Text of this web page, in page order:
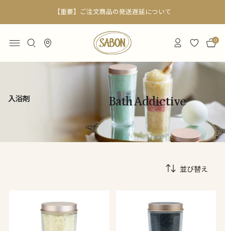
【重要】ご注文商品の発送遅延について
0
入浴剤 Bath Addictive
並び替え